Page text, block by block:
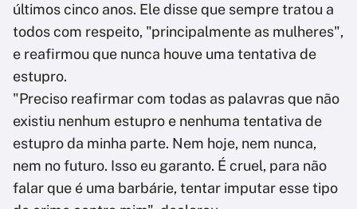
últimos cinco anos. Ele disse que sempre tratou a
todos com respeito, "principalmente as mulheres",
e reafirmou que nunca houve uma tentativa de
estupro.
"Preciso reafirmar com todas as palavras que não
existiu nenhum estupro e nenhuma tentativa de
estupro da minha parte. Nem hoje, nem nunca,
nem no futuro. Isso eu garanto. É cruel, para não
falar que é uma barbárie, tentar imputar esse tipo